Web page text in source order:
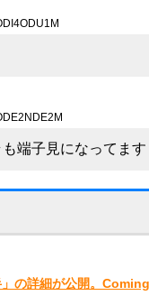
端子見になってます
の詳細が公開。